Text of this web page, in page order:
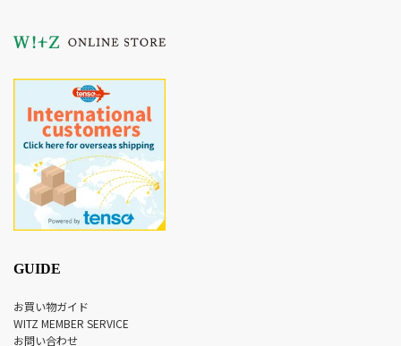
GUIDE
お買い物ガイド
WITZ MEMBER SERVICE
お問い合わせ